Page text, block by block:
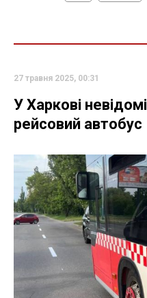
27 травня 2025, 00:31
У Харкові
рейсовий автобус